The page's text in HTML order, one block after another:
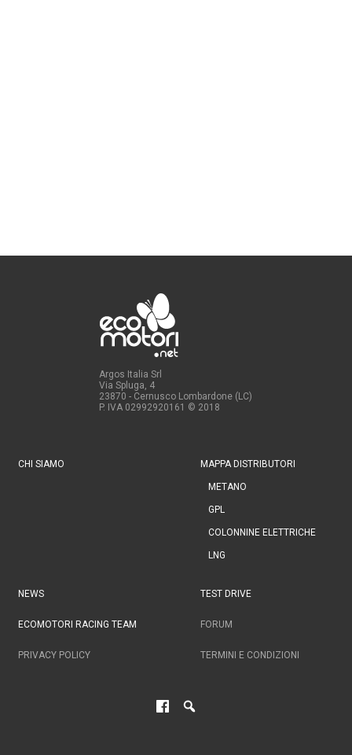
Argos Italia Srl
Via Spluga, 4
23870 - Cernusco Lombardone (LC)
P. IVA 02992920161 © 2018
CHI SIAMO MAPPA DISTRIBUTORI
METANO
GPL
COLONNINE ELETTRICHE
LNG
NEWS TEST DRIVE
ECOMOTORI RACING TEAM FORUM
PRIVACY POLICY TERMINI E CONDIZIONI